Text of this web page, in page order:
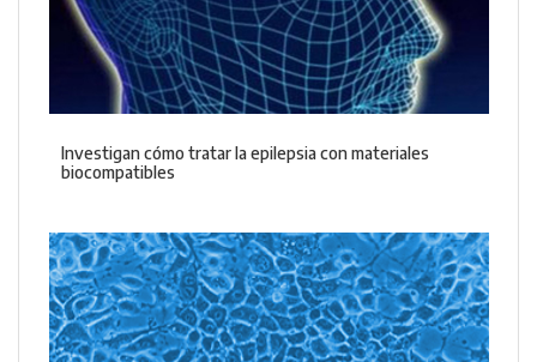
Investigan cómo tratar la epilepsia con materiales
biocompatibles